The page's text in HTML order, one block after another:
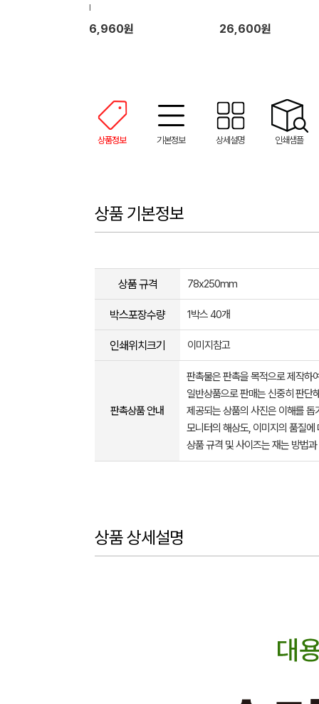
l
6,960원 26,600원
상품정보 기본정보 상세설명 인쇄샘플
상품 기본정보
상품 규격 78x250mm
박스포장수량 1박스 40개
인쇄위치크기 이미지참고
판촉상품 안내
판촉물은 판촉을 목적으로 제작하
일반상품으로 판매는 신중히 판단
제공되는 상품의 사진은 이해를
모니터의 해상도, 이미지의 품질
상품 규격 및 사이즈는 재는 방법
상품 상세설명